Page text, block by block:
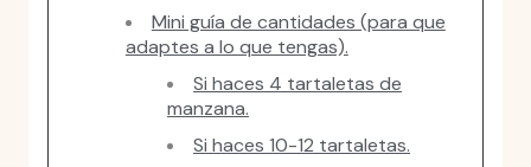
Mini guía de cantidades (para que
adaptes a lo que tengas).
Si haces 4 tartaletas de
manzana.
Si haces 10-12 tartaletas.